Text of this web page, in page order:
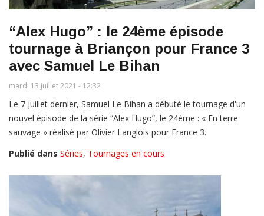
“Alex Hugo” : le 24ème épisode
tournage à Briançon pour France 3
avec Samuel Le Bihan
mardi 13 juillet 2021 - 12:32
Le 7 juillet dernier, Samuel Le Bihan a débuté le tournage d'un
nouvel épisode de la série “Alex Hugo”, le 24ème : « En terre
sauvage » réalisé par Olivier Langlois pour France 3.
Publié dans Séries, Tournages en cours